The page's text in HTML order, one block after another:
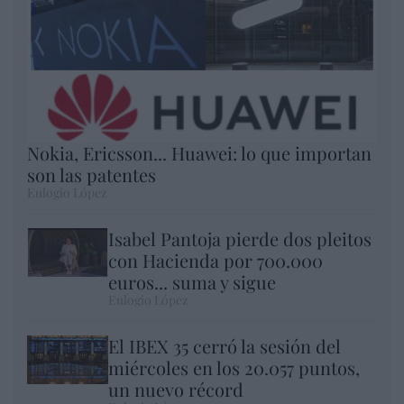
Nokia, Ericsson... Huawei: lo que importan
son las patentes
Isabel Pantoja pierde dos pleitos
con Hacienda por 700.000
euros... suma y sigue
El IBEX 35 cerró la sesión del
miércoles en los 20.057 puntos,
un nuevo récord